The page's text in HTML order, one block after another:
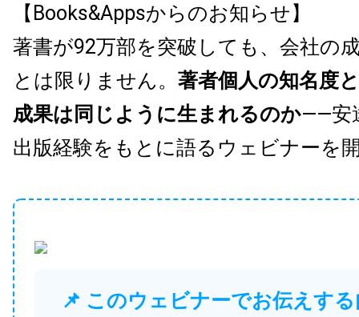
【Books&Appsからのお知らせ】
著書が92万部を突破しても、会社の
とは限りません。 著者個人の知名度
成果は同じように生まれるのか——安
出版経験をもとに語るウェビナーを
📌 このウェビナーでお伝えす